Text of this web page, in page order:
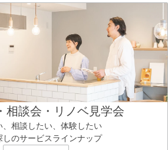
相談会・リノベ見学会
、相談したい、体験したい
しのサービスラインナップ